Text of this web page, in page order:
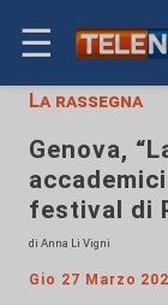
☰
La rassegna
Genova,
festival di
di Anna Li Vigni
Gio 27 Marzo